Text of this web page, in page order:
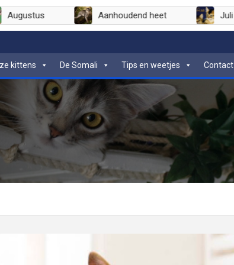
Augustus Aanhoudend heet
kittens De Somali Tips en weetjes Contact